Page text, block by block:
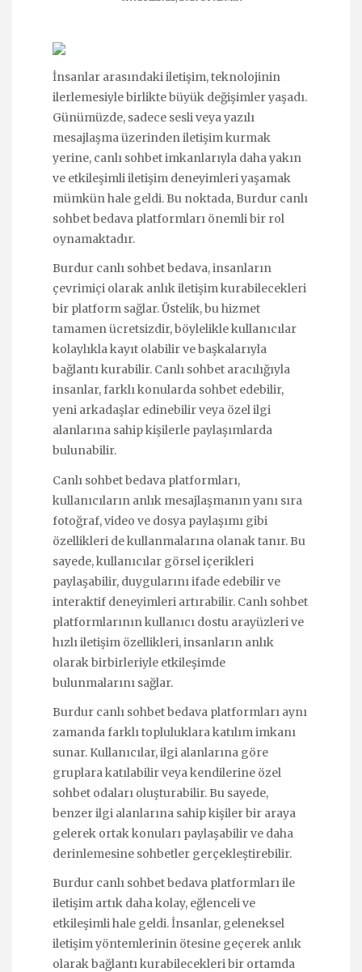
İnsanlar arasındaki iletişim, teknolojinin
ilerlemesiyle birlikte büyük değişimler yaşadı.
Günümüzde, sadece sesli veya yazılı
mesajlaşma üzerinden iletişim kurmak
yerine, canlı sohbet imkanlarıyla daha yakın
ve etkileşimli iletişim deneyimleri yaşamak
mümkün hale geldi. Bu noktada, Burdur canlı
sohbet bedava platformları önemli bir rol
oynamaktadır.
Burdur canlı sohbet bedava, insanların
çevrimiçi olarak anlık iletişim kurabilecekleri
bir platform sağlar. Üstelik, bu hizmet
tamamen ücretsizdir, böylelikle kullanıcılar
kolaylıkla kayıt olabilir ve başkalarıyla
bağlantı kurabilir. Canlı sohbet aracılığıyla
insanlar, farklı konularda sohbet edebilir,
yeni arkadaşlar edinebilir veya özel ilgi
alanlarına sahip kişilerle paylaşımlarda
bulunabilir.
Canlı sohbet bedava platformları,
kullanıcıların anlık mesajlaşmanın yanı sıra
fotoğraf, video ve dosya paylaşımı gibi
özellikleri de kullanmalarına olanak tanır. Bu
sayede, kullanıcılar görsel içerikleri
paylaşabilir, duygularını ifade edebilir ve
interaktif deneyimleri artırabilir. Canlı sohbet
platformlarının kullanıcı dostu arayüzleri ve
hızlı iletişim özellikleri, insanların anlık
olarak birbirleriyle etkileşimde
bulunmalarını sağlar.
Burdur canlı sohbet bedava platformları aynı
zamanda farklı topluluklara katılım imkanı
sunar. Kullanıcılar, ilgi alanlarına göre
gruplara katılabilir veya kendilerine özel
sohbet odaları oluşturabilir. Bu sayede,
benzer ilgi alanlarına sahip kişiler bir araya
gelerek ortak konuları paylaşabilir ve daha
derinlemesine sohbetler gerçekleştirebilir.
Burdur canlı sohbet bedava platformları ile
iletişim artık daha kolay, eğlenceli ve
etkileşimli hale geldi. İnsanlar, geleneksel
iletişim yöntemlerinin ötesine geçerek anlık
olarak bağlantı kurabilecekleri bir ortamda